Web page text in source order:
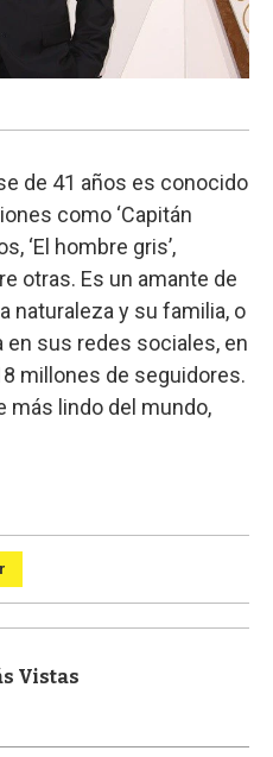
de 41 años es conocido
como ‘Capitán
‘El hombre gris’,
otras. Es un amante de
naturaleza y su familia, o
en sus redes sociales, en
millones de seguidores.
más lindo del mundo,
Vistas